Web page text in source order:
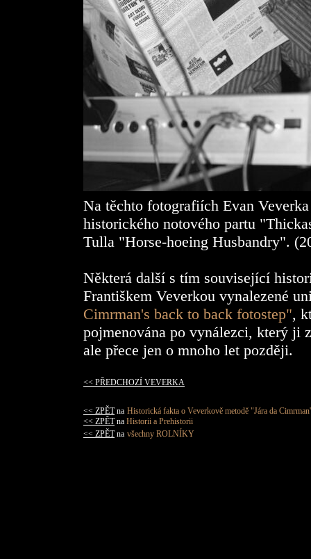
Na těchto fotografiích Evan
historického notového partu
Tulla "Horse-hoeing Husbandry".
Některá další s tím související
Františkem Veverkou vynalezené
Cimrman's back to back fotostep",
pojmenována po vynálezci, který ji
ale přece jen o mnoho let později.
<< PŘEDCHOZÍ VEVERKA
<< ZPĚTna Historická fakta o Veverkově metodě "Jára da
<< ZPĚTna Historii a Prehistorii
<< ZPĚTna všechny ROLNÍKY